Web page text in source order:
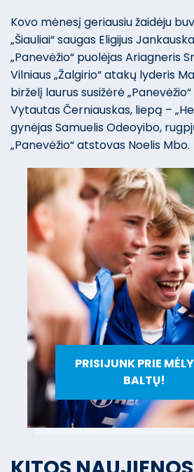
Kovo mėnesį geriausiu žaidėju
„Šiauliai“ saugas Eligijus
„Panevėžio“ puolėjas Ariagneris
Vilniaus „Žalgirio“ atakų lyderis
birželį laurus susižėrė
Vytautas Černiauskas, liepą –
gynėjas Samuelis Odeoyibo,
„Panevėžio“ atstovas Noelis Mbo.
PRISIJUNK PRIE
BALTŲ!